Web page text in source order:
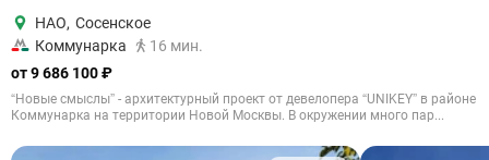
НАО, Сосенское
Коммунарка
16 мин.
от 9 686 100 ₽
“Новые смыслы” - архитектурный проект от девелопера “UNIKEY” в районе
Коммунарка на территории Новой Москвы. В окружении много пар...